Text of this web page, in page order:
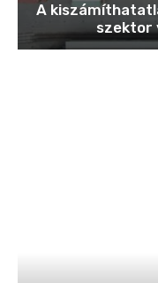
A
szektor